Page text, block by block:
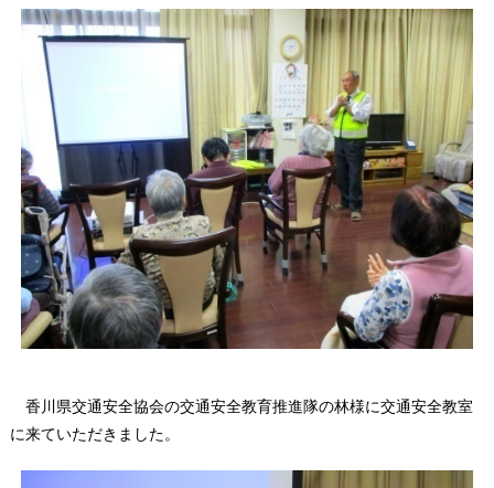
香川県交通安全協会の交通安全教育推進隊の林様に交通安全教室
に来ていただきました。